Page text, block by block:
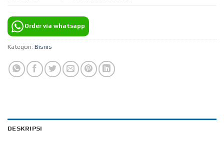
Order via whatsapp
Kategori: Bisnis
DESKRIPSI